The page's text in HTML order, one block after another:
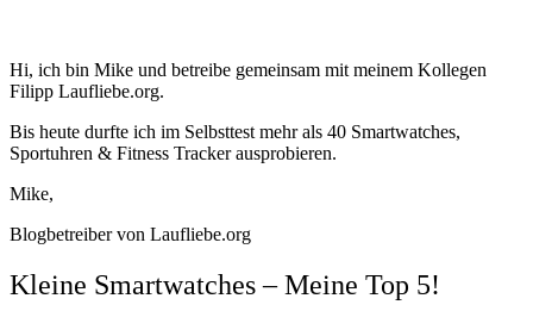
Hi, ich bin Mike und betreibe gemeinsam mit meinem Kollegen
Filipp Laufliebe.org.
Bis heute durfte ich im Selbsttest mehr als 40 Smartwatches,
Sportuhren & Fitness Tracker ausprobieren.
Mike,
Blogbetreiber von Laufliebe.org
Kleine Smartwatches – Meine Top 5!